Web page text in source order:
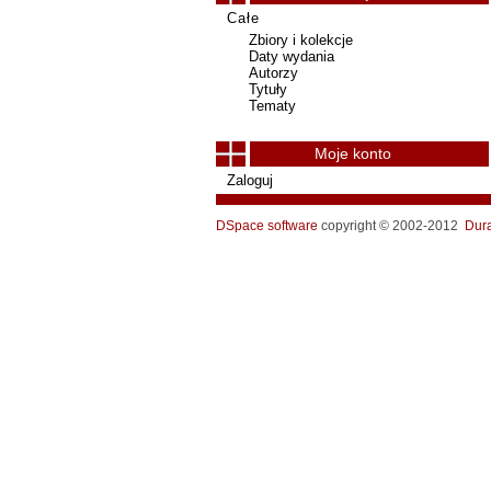
Całe
Zbiory i kolekcje
Daty wydania
Autorzy
Tytuły
Tematy
Moje konto
Zaloguj
DSpace software copyright © 2002-2012